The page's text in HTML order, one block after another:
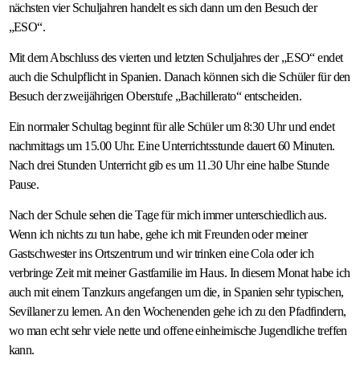
nächsten vier Schuljahren handelt es sich dann um den Besuch der
„ESO“.
Mit dem Abschluss des vierten und letzten Schuljahres der „ESO“ endet
auch die Schulpflicht in Spanien. Danach können sich die Schüler für den
Besuch der zweijährigen Oberstufe „Bachillerato“ entscheiden.
Ein normaler Schultag beginnt für alle Schüler um 8:30 Uhr und endet
nachmittags um 15.00 Uhr. Eine Unterrichtsstunde dauert 60 Minuten.
Nach drei Stunden Unterricht gib es um 11.30 Uhr eine halbe Stunde
Pause.
Nach der Schule sehen die Tage für mich immer unterschiedlich aus.
Wenn ich nichts zu tun habe, gehe ich mit Freunden oder meiner
Gastschwester ins Ortszentrum und wir trinken eine Cola oder ich
verbringe Zeit mit meiner Gastfamilie im Haus. In diesem Monat habe ich
auch mit einem Tanzkurs angefangen um die, in Spanien sehr typischen,
Sevillaner zu lernen. An den Wochenenden gehe ich zu den Pfadfindern,
wo man echt sehr viele nette und offene einheimische Jugendliche treffen
kann.